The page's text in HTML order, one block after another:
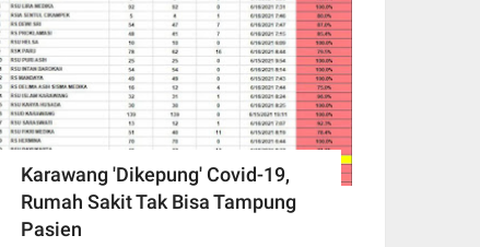
Karawang 'Dikepung' Covid-19,
Rumah Sakit Tak Bisa Tampung
Pasien